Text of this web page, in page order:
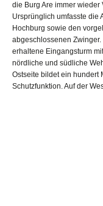
die Burg Are immer
Ursprünglich umfasste die
Hochburg sowie den
abgeschlossenen
erhaltene Eingangsturm
nördliche und südliche
Ostseite bildet ein hundert
Schutzfunktion. Auf der